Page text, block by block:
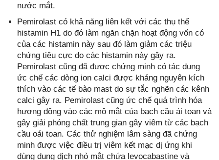
nước mắt.
Pemirolast có khả năng liên kết với các thụ thể
histamin H1 do đó làm ngăn chặn hoạt động vốn có
của các histamin này sau đó làm giảm các triệu
chứng tiêu cực do các histamin này gây ra.
Pemirolast cũng đã được chứng minh có tác dụng
ức chế các dòng ion calci được kháng nguyên kích
thích vào các tế bào mast do sự tắc nghẽn các kênh
calci gây ra. Pemirolast cũng ức chế quá trình hóa
hương động vào các mô mắt của bạch cầu ái toan và
gây giải phóng chất trung gian gây viêm từ các bạch
cầu oái toan. Các thử nghiệm lâm sàng đã chứng
minh được việc điều trị viêm kết mạc dị ứng khi
dùng dung dịch nhỏ mắt chứa levocabastine và